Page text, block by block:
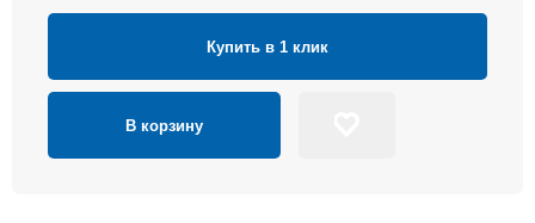
Купить в 1 клик
В корзину